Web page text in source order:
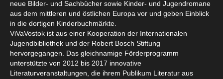
neue Bilder- und Sachbücher sowie Kinder- und Jugendromane
aus dem mittleren und östlichen Europa vor und geben Einblick
in die dortigen Kinderbuchmärkte.
ViVaVostok ist aus einer Kooperation der Internationalen
Jugendbibliothek und der Robert Bosch Stiftung
hervorgegangen. Das gleichnamige Förderprogramm
unterstützte von 2012 bis 2017 innovative
Literaturveranstaltungen, die ihrem Publikum Literatur aus